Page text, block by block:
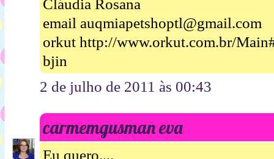
Cláudia Rosana
email auqmiapetshoptl@gmail.com
orkut http://www.orkut.com.br/
bjin
2 de julho de 2011 às 00:43
carmemgusman eva
Eu quero....